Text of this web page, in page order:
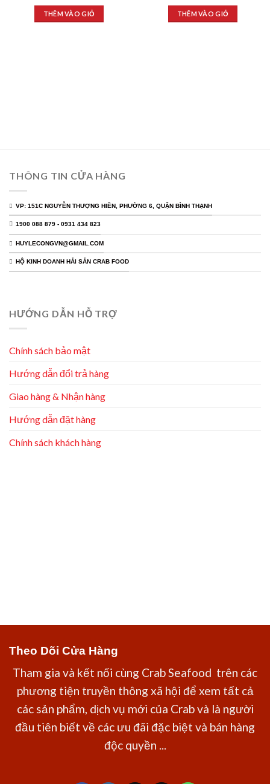
THÊM VÀO GIỎ THÊM VÀO GIỎ
THÔNG TIN CỬA HÀNG
VP: 151C NGUYỄN THƯỢNG HIỀN, PHƯỜNG 6, QUẬN BÌNH THẠNH
1900 088 879 - 0931 434 823
HUYLECONGVN@GMAIL.COM
HỘ KINH DOANH HẢI SẢN CRAB FOOD
HƯỚNG DẪN HỖ TRỢ
Chính sách bảo mật
Hướng dẫn đổi trả hàng
Giao hàng & Nhận hàng
Hướng dẫn đặt hàng
Chính sách khách hàng
Theo Dõi Cửa Hàng
Tham gia và kết nối cùng Crab Seafood trên các
phương tiện truyền thông xã hội để xem tất cả
các sản phẩm, dịch vụ mới của Crab và là người
đầu tiên biết về các ưu đãi đặc biệt và bán hàng
độc quyền ...